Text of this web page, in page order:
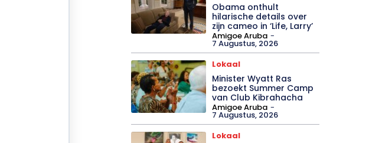
Obama onthult
hilarische details over
zijn cameo in ‘Life, Larry’
Amigoe Aruba -
7 Augustus, 2026
Lokaal
Minister Wyatt Ras
bezoekt Summer Camp
van Club Kibrahacha
Amigoe Aruba -
7 Augustus, 2026
Lokaal